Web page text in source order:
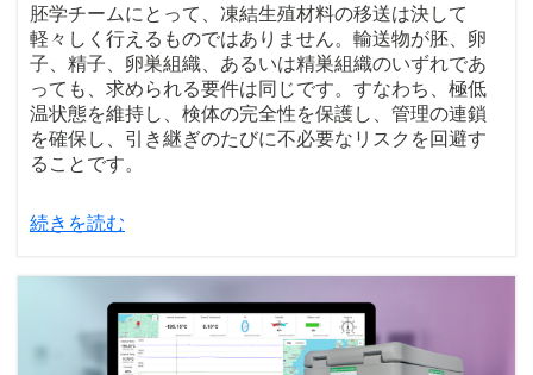
胚学チームにとって、凍結生殖材料の移送は決して
軽々しく行えるものではありません。輸送物が胚、卵
子、精子、卵巣組織、あるいは精巣組織のいずれであ
っても、求められる要件は同じです。すなわち、極低
温状態を維持し、検体の完全性を保護し、管理の連鎖
を確保し、引き継ぎのたびに不必要なリスクを回避す
ることです。
続きを読む